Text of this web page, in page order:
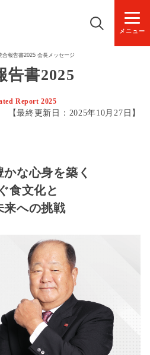
メニュー
合報告書2025 会長メッセージ
告書2025
Report 2025
【最終更新日：2025年10月27日】
かな心身を築く
食文化と
への挑戦